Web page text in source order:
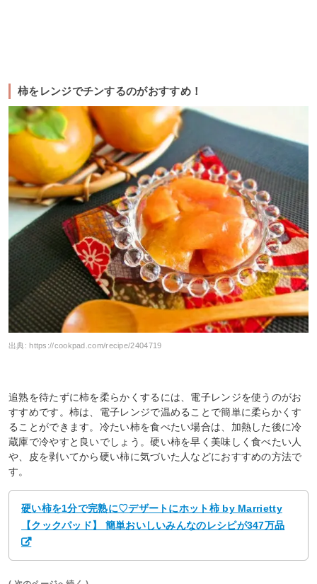
柿をレンジでチンするのがおすすめ！
出典:https://cookpad.com/recipe/2404719
追熟を待たずに柿を柔らかくするには、電子レンジを使うのがお
すすめです。柿は、電子レンジで温めることで簡単に柔らかくす
ることができます。冷たい柿を食べたい場合は、加熱した後に冷
蔵庫で冷やすと良いでしょう。硬い柿を早く美味しく食べたい人
や、皮を剥いてから硬い柿に気づいた人などにおすすめの方法で
す。
硬い柿を1分で完熟に♡デザートにホット柿 by Marrietty
【クックパッド】 簡単おいしいみんなのレシピが347万品